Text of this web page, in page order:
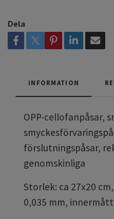
Dela
INFORMATION
OPP-cellofanpåsar,
förslutningspåsar,
genomskinliga
Storlek: ca 27x20
0,035 mm,